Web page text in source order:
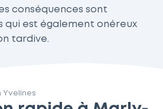
conséquences sont
qui est également onéreux
tardive.
Yvelines